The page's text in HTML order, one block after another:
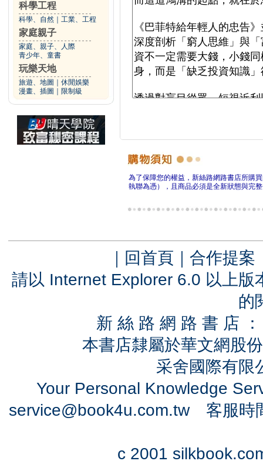
科學工程
科學、自然 工業、工程
家庭親子
家庭、親子、人際
青少年、童書
玩樂天地
旅遊、地圖
休閒娛樂
漫畫、插圖
限制級
為了保障您的權益，新絲路網路書店所購
執聯為憑），且商品必須是全新狀態與完
｜ 回首頁 ｜ 合作提案
請以 Internet Explorer 6.0 以上
的
新 絲 路 網 路 書 店
本書店隸屬於華文網股
采舍國際有
Your Personal Knowledge
service@book4u.com.tw客服時
c 2001